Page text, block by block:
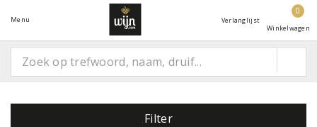
Menu Verlanglijst
0
Winkelwagen
Filter